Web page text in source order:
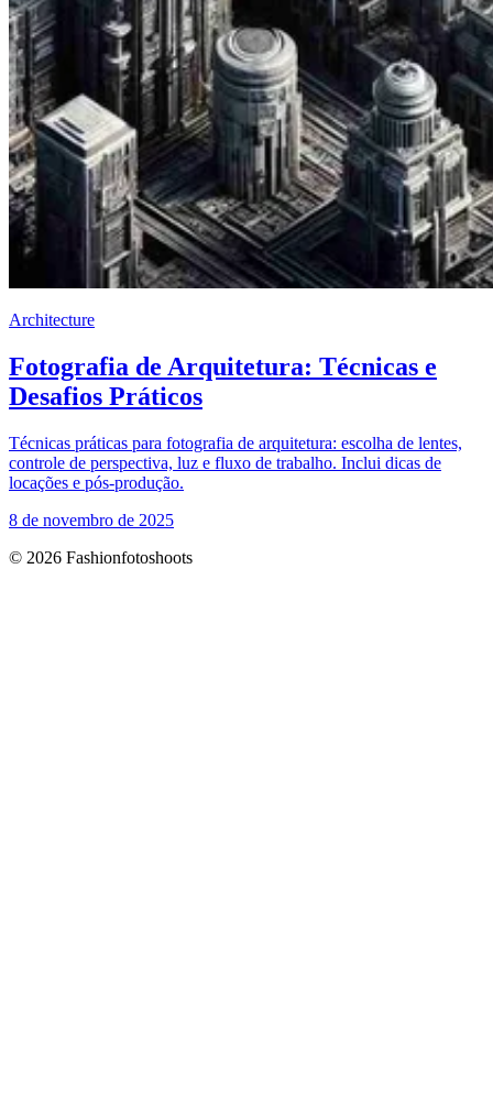
Architecture
Fotografia de Arquitetura: Técnicas e
Desafios Práticos
Técnicas práticas para fotografia de arquitetura: escolha de lentes,
controle de perspectiva, luz e fluxo de trabalho. Inclui dicas de
locações e pós-produção.
8 de novembro de 2025
© 2026 Fashionfotoshoots